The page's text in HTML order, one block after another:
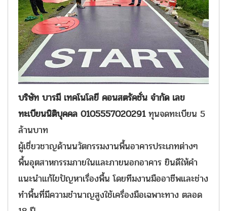
บริษัท บารมี เทคโนโลยี คอนสตรัคชั่น จำกัด เลข
ทะเบียนนิติบุคคล 0105557020291ทุนจดทะเบียน 5
ล้านบาท
ผู้เชี่ยวชาญด้านนวัตกรรมงานพื้นอาคารประเภทต่างๆ
พื้นอุตสาหกรรมภายในและภายนอกอาคาร ยินดีให้คำ
แนะนำแก้ไขปัญหาเรื่องพื้น โดยทีมงานมืออาชีพและช่าง
ทำพื้นที่มีความชำนาญสูงใช้เครื่องมือเฉพาะทาง ตลอด